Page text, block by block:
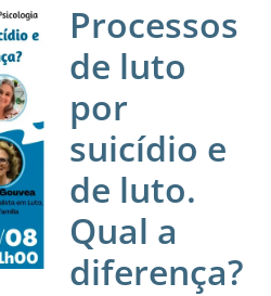
Processos
de luto
por
suicídio e
de luto.
Qual a
diferença?